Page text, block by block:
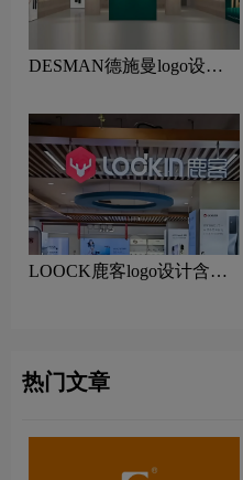
DESMAN德施曼logo设计
LOOCK鹿客logo设计含义
热门文章